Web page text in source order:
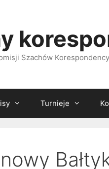
Szachów
Turnieje